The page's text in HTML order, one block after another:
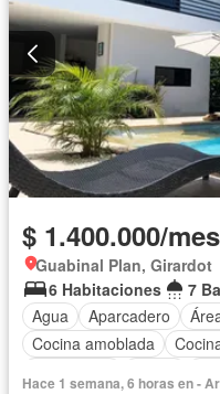
$ 1.400.000/mes
Guabinal Plan, Girardot
6 Habitaciones
7
Agua
Aparcadero
Cocina amoblada
Hace 1 semana, 6 horas en -